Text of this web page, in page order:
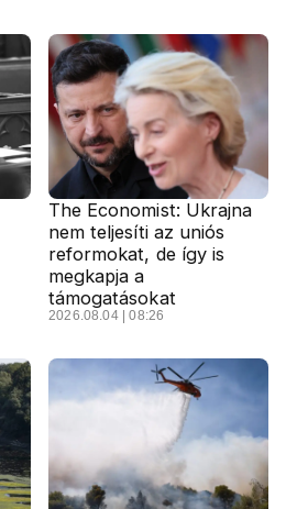
The Economist: Ukrajna
nem teljesíti az uniós
reformokat, de így is
megkapja a
támogatásokat
2026.08.04 | 08:26